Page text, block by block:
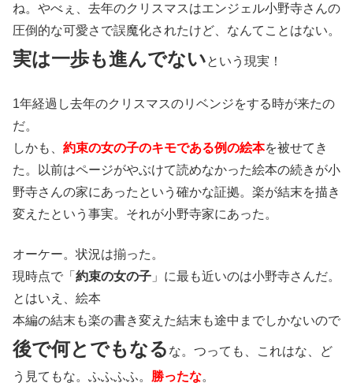
ね。やべぇ、去年のクリスマスはエンジェル小野寺さんの
圧倒的な可愛さで誤魔化されたけど、なんてことはない。
実は一歩も進んでないという現実！
1年経過し去年のクリスマスのリベンジをする時が来たの
だ。
しかも、 約束の女の子のキモである例の絵本を被せてき
た。以前はページがやぶけて読めなかった絵本の続きが小
野寺さんの家にあったという確かな証拠。楽が結末を描き
変えたという事実。それが小野寺家にあった。
オーケー。状況は揃った。
現時点で「 約束の女の子 」に最も近いのは小野寺さんだ。
とはいえ、絵本
本編の結末も楽の書き変えた結末も途中までしかないので
後で何とでもなる な。つっても、これはな、ど
う見てもな。ふふふふ。 勝ったな。